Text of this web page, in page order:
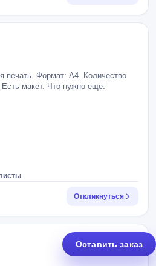
печать. Формат: А4. Количество
макет. Что нужно ещё:
Откликнуться
Оставить заказ